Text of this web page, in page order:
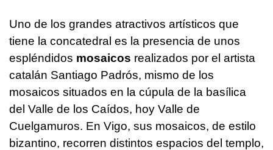
Uno de los grandes atractivos artísticos que
tiene la concatedral es la presencia de unos
espléndidos mosaicos realizados por el artista
catalán Santiago Padrós, mismo de los
mosaicos situados en la cúpula de la basílica
del Valle de los Caídos, hoy Valle de
Cuelgamuros. En Vigo, sus mosaicos, de estilo
bizantino, recorren distintos espacios del templo,